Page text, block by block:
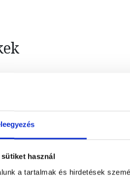
sütiket használ
a tartalmak és hirdetések